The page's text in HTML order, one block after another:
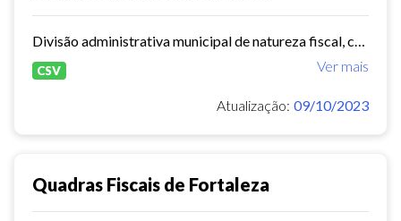
Ver mais
CSV
Atualização: 09/10/2023
Quadras Fiscais de Fortaleza